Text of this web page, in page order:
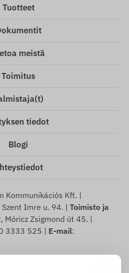
Tuotteet
meistä
Toimitus
tiedot
Blogi
Kommunikációs Kft. |
Imre u. 94. | Toimisto ja
Móricz Zsigmond út 45. |
3333 525 | E-mail: